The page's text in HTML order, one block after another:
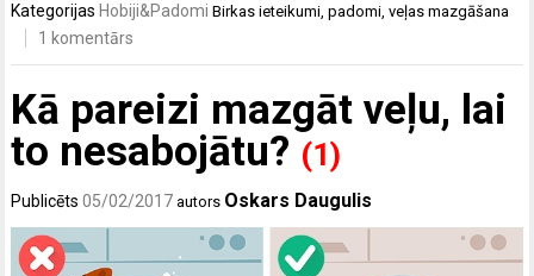
Kategorijas Hobiji&Padomi Birkasieteikumi,padomi,veļas mazgāšana
1 komentārs
Kā pareizi mazgāt veļu, lai
to nesabojātu? (1)
Publicēts05/02/2017 autors Oskars Daugulis